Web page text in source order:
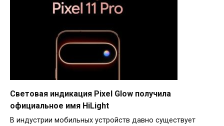
Световая индикация Pixel Glow получила
официальное имя HiLight
В индустрии мобильных устройств давно существует